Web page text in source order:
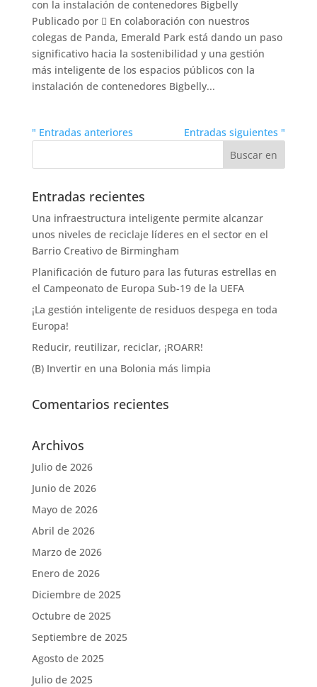
con la instalación de contenedores Bigbelly
Publicado por  En colaboración con nuestros
colegas de Panda, Emerald Park está dando un paso
significativo hacia la sostenibilidad y una gestión
más inteligente de los espacios públicos con la
instalación de contenedores Bigbelly...
" Entradas anteriores Entradas siguientes "
Entradas recientes
Una infraestructura inteligente permite alcanzar
unos niveles de reciclaje líderes en el sector en el
Barrio Creativo de Birmingham
Planificación de futuro para las futuras estrellas en
el Campeonato de Europa Sub-19 de la UEFA
¡La gestión inteligente de residuos despega en toda
Europa!
Reducir, reutilizar, reciclar, ¡ROARR!
(B) Invertir en una Bolonia más limpia
Comentarios recientes
Archivos
Julio de 2026
Junio de 2026
Mayo de 2026
Abril de 2026
Marzo de 2026
Enero de 2026
Diciembre de 2025
Octubre de 2025
Septiembre de 2025
Agosto de 2025
Julio de 2025